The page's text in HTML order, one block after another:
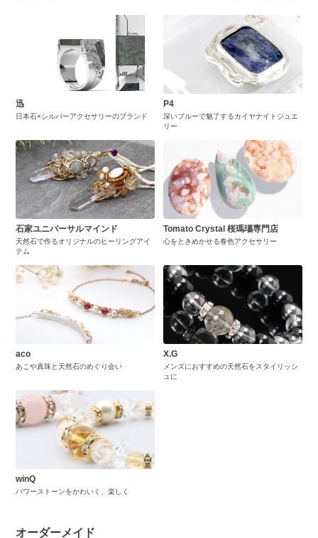
迅
日本石×シルバーアクセサリーのブランド
P4
深いブルーで魅了するカイヤナイトジュエ
リー
石家ユニバーサルマインド
天然石で作るオリジナルのヒーリングアイ
テム
Tomato Crystal 桜瑪瑙専門店
心をときめかせる春色アクセサリー
aco
あこや真珠と天然石のめぐり会い
X.G
メンズにおすすめの天然石をスタイリッシ
ュに
winQ
パワーストーンをかわいく、楽しく
オーダーメイド